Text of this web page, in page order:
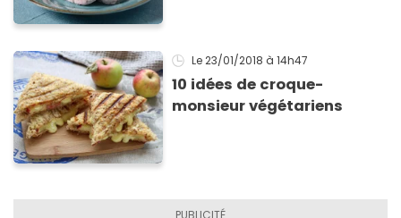
Le 23/01/2018 à 14h47
10 idées de croque-
monsieur végétariens